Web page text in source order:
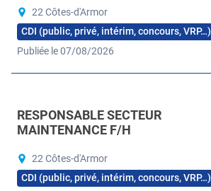
22 Côtes-d'Armor
CDI (public, privé, intérim, concours, VRP…)
Publiée le 07/08/2026
RESPONSABLE SECTEUR
MAINTENANCE F/H
22 Côtes-d'Armor
CDI (public, privé, intérim, concours, VRP…)